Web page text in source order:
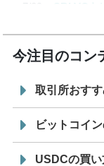
7/29
SBI VC
今注目のコン
取引所おす
ビットコイ
USDCの買い